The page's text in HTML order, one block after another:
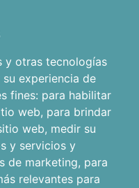
y otras tecnologías
experiencia de
fines: para habilitar
web, para brindar
web, medir su
y servicios y
de marketing, para
relevantes para